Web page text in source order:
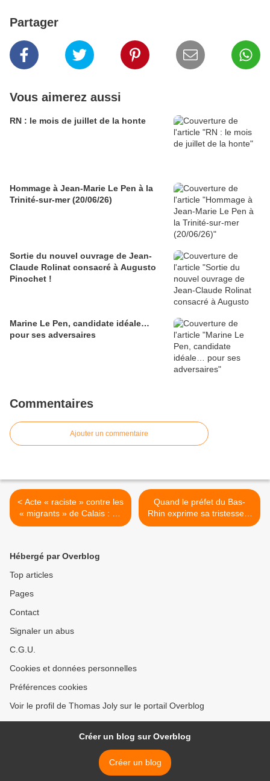
Partager
Vous aimerez aussi
RN : le mois de juillet de la honte
Hommage à Jean-Marie Le Pen à la
Trinité-sur-mer (20/06/26)
Sortie du nouvel ouvrage de Jean-
Claude Rolinat consacré à Augusto
Pinochet !
Marine Le Pen, candidate idéale…
pour ses adversaires
Commentaires
Ajouter un commentaire
< Acte « raciste » contre les
« migrants » de Calais : un
Gitan arrêté
Quand le préfet du Bas-
Rhin exprime sa tristesse à
la famille de jeunes
Hébergé par Overblog
Top articles
Pages
Contact
Signaler un abus
C.G.U.
Cookies et données personnelles
Préférences cookies
Voir le profil de Thomas Joly sur le portail Overblog
Créer un blog sur Overblog
Créer un blog